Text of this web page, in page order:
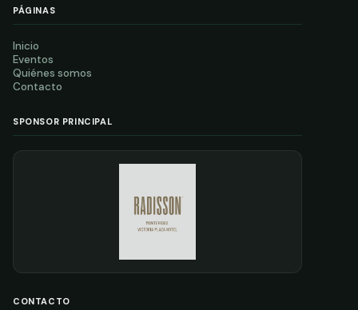
PÁGINAS
Inicio
Eventos
Quiénes somos
Contacto
SPONSOR PRINCIPAL
CONTACTO